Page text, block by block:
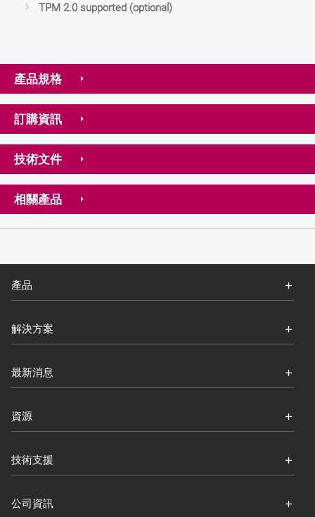
TPM 2.0 supported (optional)
產品規格
訂購資訊
技術文件
相關產品
產品
解決方案
最新消息
資源
技術支援
公司資訊